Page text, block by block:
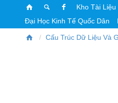
Kho Tài Liệu
Đại Học Kinh Tế Quốc Dân
Cấu Trúc Dữ Liệu Và